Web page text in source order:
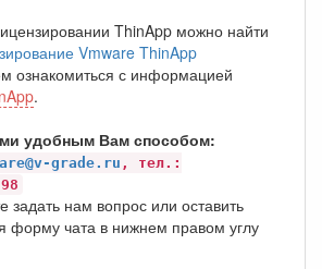
ThinApp можно найти
Vmware ThinApp
ознакомиться с информацией
.
удобным Вам способом:
grade.ru , тел.:
нам вопрос или оставить
форму чата в нижнем правом углу